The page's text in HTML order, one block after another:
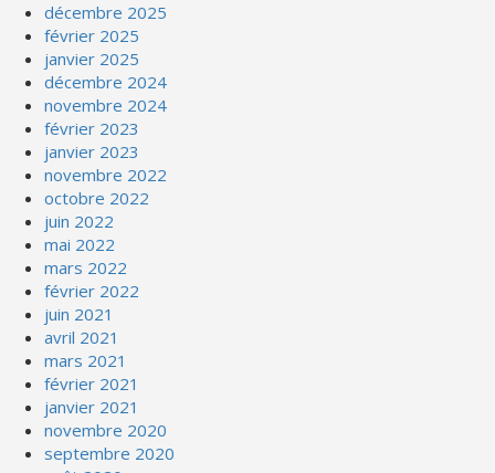
décembre 2025
février 2025
janvier 2025
décembre 2024
novembre 2024
février 2023
janvier 2023
novembre 2022
octobre 2022
juin 2022
mai 2022
mars 2022
février 2022
juin 2021
avril 2021
mars 2021
février 2021
janvier 2021
novembre 2020
septembre 2020